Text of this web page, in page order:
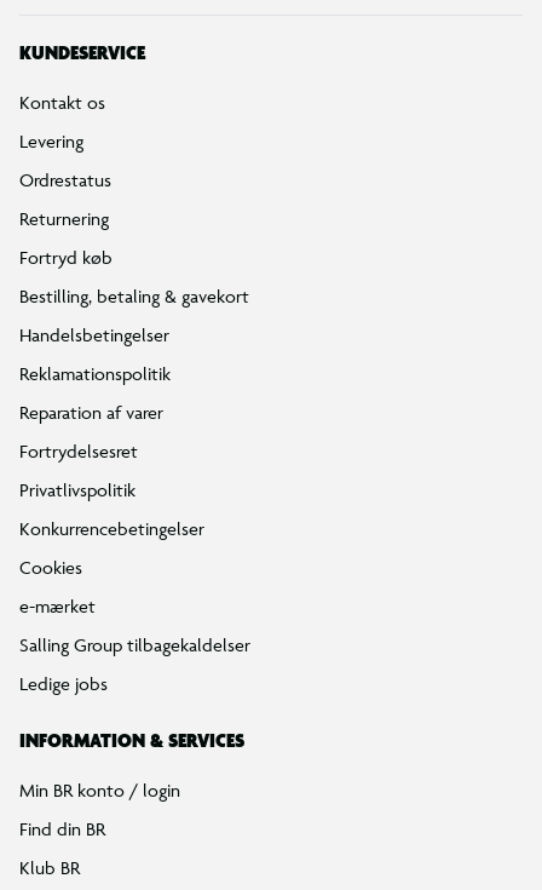
KUNDESERVICE
Kontakt os
Levering
Ordrestatus
Returnering
Fortryd køb
Bestilling, betaling & gavekort
Handelsbetingelser
Reklamationspolitik
Reparation af varer
Fortrydelsesret
Privatlivspolitik
Konkurrencebetingelser
Cookies
e-mærket
Salling Group tilbagekaldelser
Ledige jobs
INFORMATION & SERVICES
Min BR konto / login
Find din BR
Klub BR